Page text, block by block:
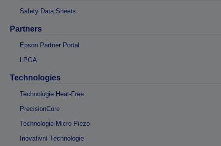
Safety Data Sheets
Partners
Epson Partner Portal
LPGA
Technologies
Technologie Heat-Free
PrecisionCore
Technologie Micro Piezo
Inovativní Technologie